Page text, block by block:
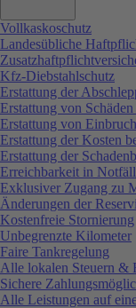
Vollkaskoschutz
Landesübliche
Kfz-Diebstahlschutz
Erstattung der
Erstattung von
Erstattung von
Erstattung der Kosten
Erstattung der
Erreichbarkeit in
Exklusiver Zugang zu
Änderungen der
Kostenfreie Stornierung
Unbegrenzte Kilometer
Faire Tankregelung
Alle lokalen Steuern &
Sichere
Alle Leistungen auf